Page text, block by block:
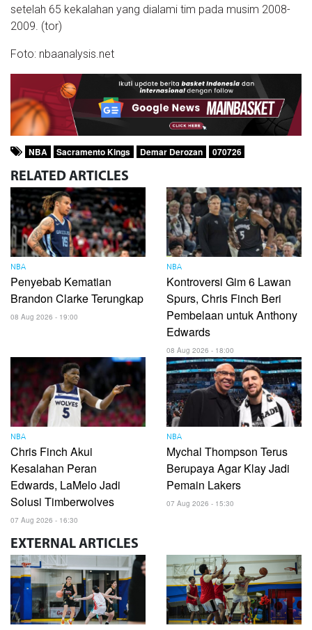
setelah 65 kekalahan yang dialami tim pada musim 2008-
2009. (tor)
Foto: nbaanalysis.net
NBA Sacramento Kings Demar Derozan 070726
RELATED ARTICLES
NBA
Penyebab Kematian
Brandon Clarke Terungkap
08 Aug 2026 - 19:00
NBA
Kontroversi Gim 6 Lawan
Spurs, Chris Finch Beri
Pembelaan untuk Anthony
Edwards
08 Aug 2026 - 18:00
NBA
Chris Finch Akui
Kesalahan Peran
Edwards, LaMelo Jadi
Solusi Timberwolves
07 Aug 2026 - 16:30
NBA
Mychal Thompson Terus
Berupaya Agar Klay Jadi
Pemain Lakers
07 Aug 2026 - 15:30
EXTERNAL ARTICLES